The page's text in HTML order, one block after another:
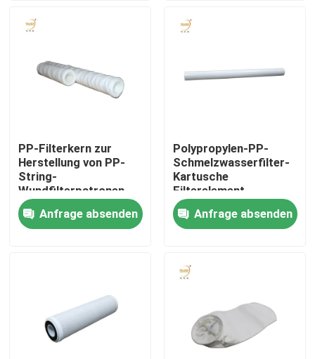
Über uns
Qualitätskontrolle
Fordern Sie ein Zitat
Vor Luftfilter
PP-Filterkern zur
Herstellung von PP-
String-
Wundfilterpatronen
für Wasserfilter
Anfrage absenden
Polypropylen-PP-
Schmelzwasserfilter-
Kartusche
Filterelement
Anfrage absenden